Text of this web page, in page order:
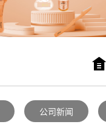
公司新闻